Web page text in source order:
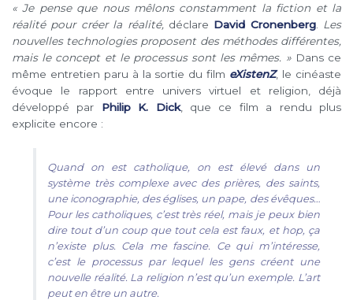
« Je pense que nous mêlons constamment la fiction et la
réalité pour créer la réalité, déclare David Cronenberg.
Les
nouvelles technologies proposent des méthodes différentes,
mais le concept et le processus sont les mêmes. »Dans ce
même entretien paru à la sortie du film eXistenZ, le cinéaste
évoque le rapport entre univers virtuel et religion, déjà
développé par Philip K. Dick, que ce film a rendu plus
explicite encore :
Quand on est catholique, on est élevé dans un
système très complexe avec des prières, des saints,
une iconographie, des églises, un pape, des évêques…
Pour les catholiques, c’est très réel, mais je peux bien
dire tout d’un coup que tout cela est faux, et hop, ça
n’existe plus. Cela me fascine. Ce qui m’intéresse,
c’est le processus par lequel les gens créent une
nouvelle réalité. La religion n’est qu’un exemple. L’art
peut en être un autre.